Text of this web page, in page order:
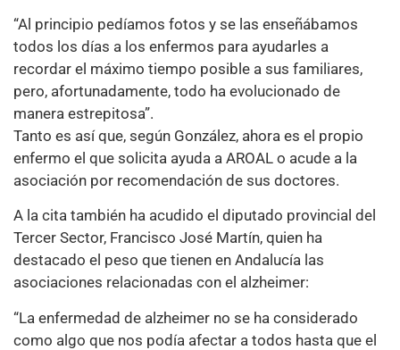
“Al principio pedíamos fotos y se las enseñábamos
todos los días a los enfermos para ayudarles a
recordar el máximo tiempo posible a sus familiares,
pero, afortunadamente, todo ha evolucionado de
manera estrepitosa”.
Tanto es así que, según González, ahora es el propio
enfermo el que solicita ayuda a AROAL o acude a la
asociación por recomendación de sus doctores.
A la cita también ha acudido el diputado provincial del
Tercer Sector, Francisco José Martín, quien ha
destacado el peso que tienen en Andalucía las
asociaciones relacionadas con el alzheimer:
“La enfermedad de alzheimer no se ha considerado
como algo que nos podía afectar a todos hasta que el